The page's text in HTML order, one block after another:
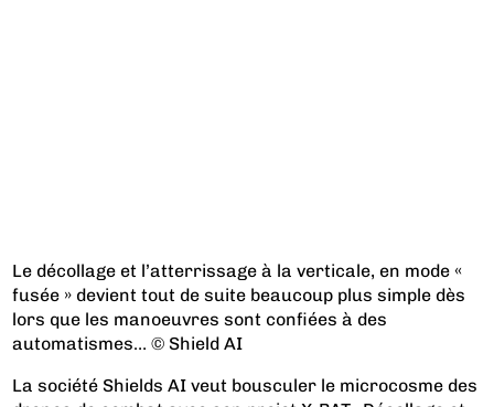
Le décollage et l’atterrissage à la verticale, en mode «
fusée » devient tout de suite beaucoup plus simple dès
lors que les manoeuvres sont confiées à des
automatismes… © Shield AI
La société Shields AI veut bousculer le microcosme des